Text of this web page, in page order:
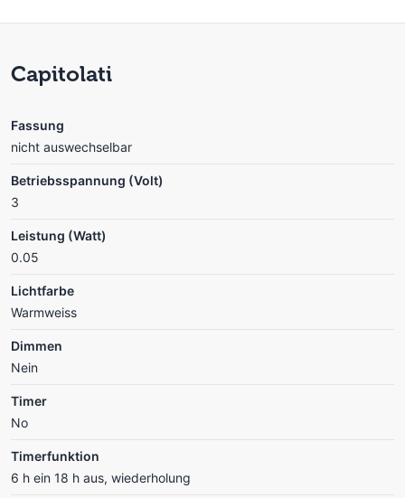
Capitolati
Fassung
nicht auswechselbar
Betriebsspannung (Volt)
3
Leistung (Watt)
0.05
Lichtfarbe
Warmweiss
Dimmen
Nein
Timer
No
Timerfunktion
6 h ein 18 h aus, wiederholung